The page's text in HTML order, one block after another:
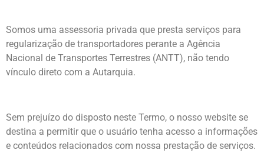
Somos uma assessoria privada que presta serviços para
regularização de transportadores perante a Agência
Nacional de Transportes Terrestres (ANTT), não tendo
vínculo direto com a Autarquia.
Sem prejuízo do disposto neste Termo, o nosso website se
destina a permitir que o usuário tenha acesso a informações
e conteúdos relacionados com nossa prestação de serviços.